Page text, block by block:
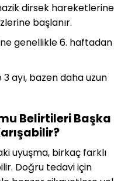
dirsek hareketlerine
başlanır.
genellikle 6. haftadan
ayı, bazen daha uzun
Belirtileri Başka
uyuşma, birkaç farklı
Doğru tedavi için